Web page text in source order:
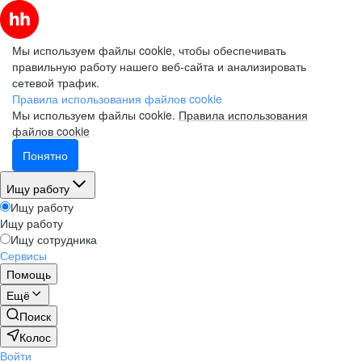
Мы используем файлы cookie, чтобы обеспечивать
правильную работу нашего веб-сайта и анализировать
сетевой трафик.
Правила использования файлов cookie
Мы используем файлы cookie. Правила использования
файлов cookie
Понятно
Ищу работу
Ищу работу
Ищу работу
Ищу сотрудника
Сервисы
Помощь
Ещё
Поиск
Колос
Войти